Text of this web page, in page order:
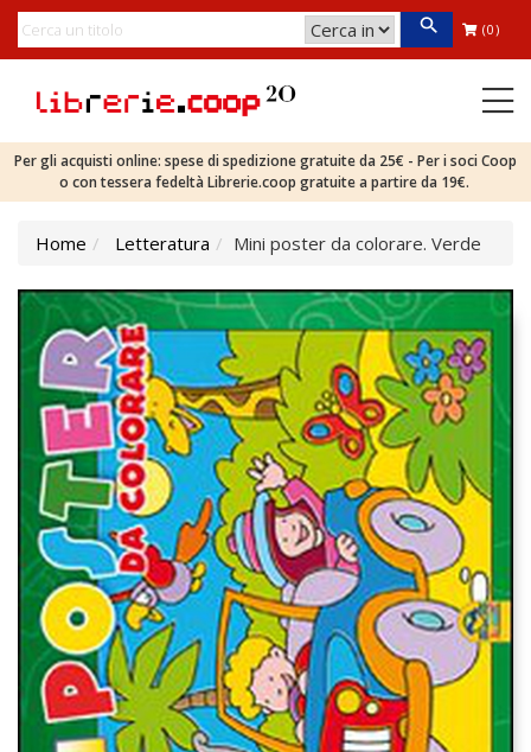
(0)
Per gli acquisti online: spese di spedizione gratuite da 25€ - Per i soci Coop
o con tessera fedeltà Librerie.coop gratuite a partire da 19€.
Home Letteratura Mini poster da colorare. Verde